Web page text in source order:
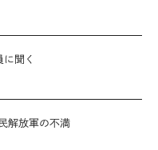
聞く
解放軍の不満